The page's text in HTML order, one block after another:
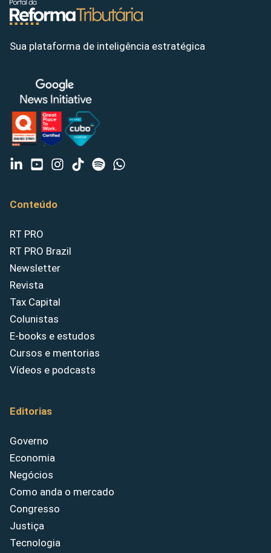
Sua plataforma de inteligência estratégica
Conteúdo
RT PRO
RT PRO Brazil
Newsletter
Revista
Tax Capital
Colunistas
E-books e estudos
Cursos e mentorias
Vídeos e podcasts
Editorias
Governo
Economia
Negócios
Como anda o mercado
Congresso
Justiça
Tecnologia